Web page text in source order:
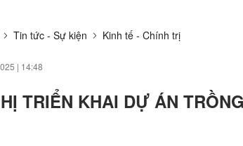
Tin tức - Sự kiện Kinh tế - Chính trị
| 14:48
TRIỂN KHAI DỰ ÁN